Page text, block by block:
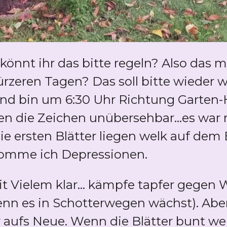
ihr das bitte regeln? Also das
Tagen? Das soll bitte wieder
bin um 6:30 Uhr Richtung
die Zeichen unübersehbar...es
ersten Blätter liegen welk auf dem
ich Depressionen.
Vielem klar... kämpfe tapfer gegen
es in Schotterwegen wächst).
Neue. Wenn die Blätter bunt